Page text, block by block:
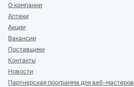
О компании
Аптеки
Акции
Вакансии
Поставщики
Контакты
Новости
Партнерская программа для веб-мастеров